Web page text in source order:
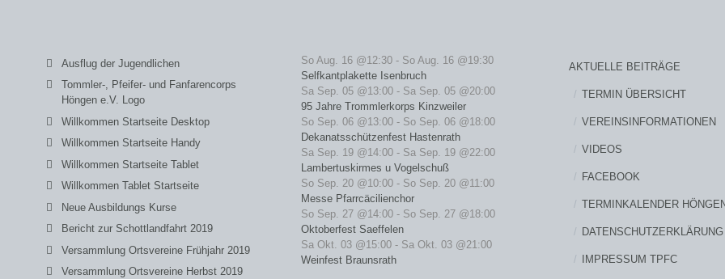
Ausflug der Jugendlichen
Tommler-, Pfeifer- und Fanfarencorps
Höngen e.V. Logo
Willkommen Startseite Desktop
Willkommen Startseite Handy
Willkommen Startseite Tablet
Willkommen Tablet Startseite
Neue Ausbildungs Kurse
Bericht zur Schottlandfahrt 2019
Versammlung Ortsvereine Frühjahr 2019
Versammlung Ortsvereine Herbst 2019
So Aug. 16 @12:30 - So Aug. 16 @19:30
Selfkantplakette Isenbruch
Sa Sep. 05 @13:00 - Sa Sep. 05 @20:00
95 Jahre Trommlerkorps Kinzweiler
So Sep. 06 @13:00 - So Sep. 06 @18:00
Dekanatsschützenfest Hastenrath
Sa Sep. 19 @14:00 - Sa Sep. 19 @22:00
Lambertuskirmes u Vogelschuß
So Sep. 20 @10:00 - So Sep. 20 @11:00
Messe Pfarrcäcilienchor
So Sep. 27 @14:00 - So Sep. 27 @18:00
Oktoberfest Saeffelen
Sa Okt. 03 @15:00 - Sa Okt. 03 @21:00
Weinfest Braunsrath
AKTUELLE BEITRÄGE
TERMIN ÜBERSICHT
VEREINSINFORMATIONEN
VIDEOS
FACEBOOK
TERMINKALENDER
DATENSCHUTZERKLÄRUNG
IMPRESSUM TPFC